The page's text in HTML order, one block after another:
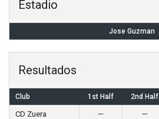
Estadio
Jose Guzman
Resultados
Club 1st Half 2nd Half
CD Zuera — —